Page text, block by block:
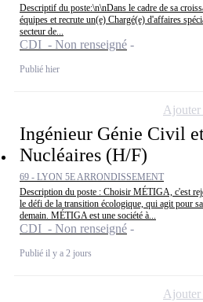
Descriptif du poste:\n\nDans le cadre de sa
équipes et recrute un(e) Chargé(e) d'affaires
secteur de...
CDI - Non renseigné
Publié hier
Ingénieur Génie Civil
Nucléaires (H/F)
69 - LYON 5E ARRONDISSEMENT
Description du poste : Choisir MÉTIGA, c'est
le défi de la transition écologique, qui agit pour
demain. MÉTIGA est une société à...
CDI - Non renseigné
Publié il y a 2 jours
Ajouter
Ajouter